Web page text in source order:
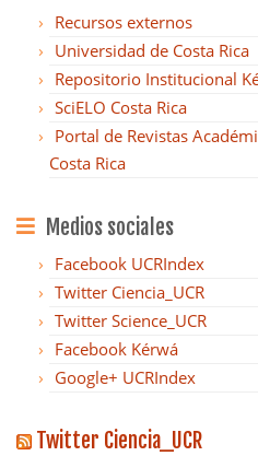
Recursos externos
Universidad de Costa Rica
Repositorio Institucional
SciELO Costa Rica
Portal de Revistas
Costa Rica
Medios sociales
Facebook UCRIndex
Twitter Ciencia_UCR
Twitter Science_UCR
Facebook Kérwá
Google+ UCRIndex
Twitter Ciencia_UCR